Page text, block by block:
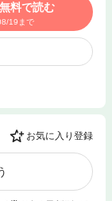
無料で読む
19まで
お気に入り登録